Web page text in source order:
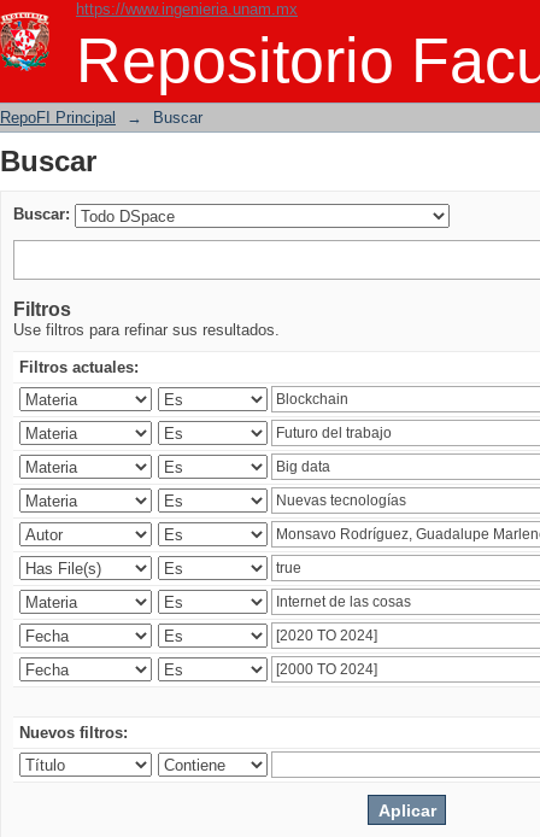
https://www.ingenieria.unam.mx
Repositorio
Buscar
RepoFI Principal → Buscar
Buscar
Buscar:
Filtros
Use filtros para refinar sus resultados.
Filtros actuales:
Nuevos filtros: